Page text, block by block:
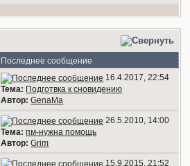
Последнее сообщение
16.4.2017, 22:54
Тема: Подготвка к сновидению
Автор: GenaMa
26.5.2010, 14:00
Тема: пм-нужна помощь
Автор: Grim
15.9.2015, 21:52